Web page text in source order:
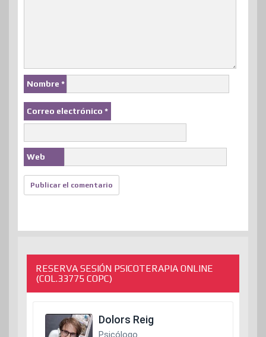
Nombre *
Correo electrónico *
Web
RESERVA SESIÓN PSICOTERAPIA ONLINE
(COL.33775 COPC)